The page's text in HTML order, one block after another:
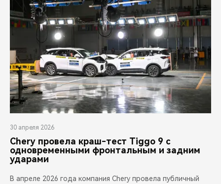
30 апреля 2026
Chery провела краш-тест Tiggo 9 с
одновременными фронтальным и задним
ударами
В апреле 2026 года компания Chery провела публичный